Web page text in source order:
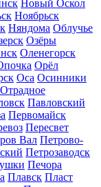
Новый Оскол
Ноябрьск
Няндома Облучье
Озёры
Оленегорск
Орёл
Оса Осинники
Отрадное
Павловский
Первомайск
Пересвет
Вал Петрово-
Петрозаводск
Печора
Плавск Пласт